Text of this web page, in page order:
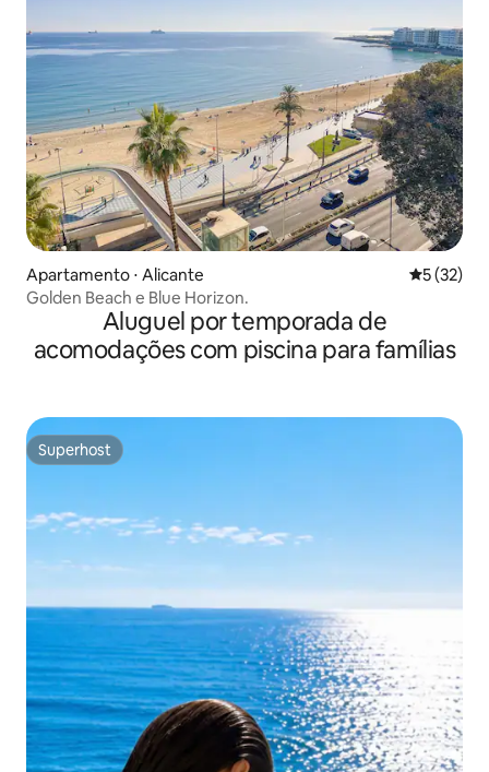
Apartamento ⋅ Alicante 5 de uma
5 (32)
Golden Beach e Blue Horizon.
Aluguel por temporada de
acomodações com piscina para famílias
Superhost
Superhost